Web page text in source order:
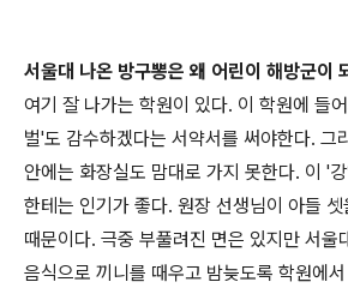
서울대 나온 방구뽕은 왜 어린이 해방군이
여기 잘 나가는 학원이 있다. 이 학원에 들
벌'도 감수하겠다는 서약서를 써야한다. 그
안에는 화장실도 맘대로 가지 못한다. 이 '
한테는 인기가 좋다. 원장 선생님이 아들 셋
때문이다. 극중 부풀려진 면은 있지만 서울
음식으로 끼니를 때우고 밤늦도록 학원에